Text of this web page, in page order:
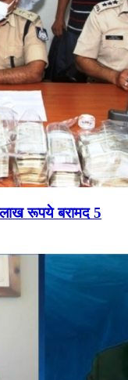
रूपये बरामद 5